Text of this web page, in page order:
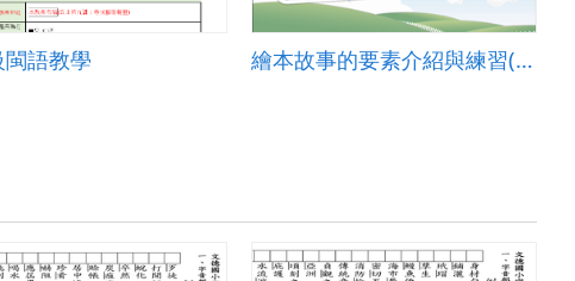
閩語教學 繪本故事的要素介紹與練習(繪本分析 story map)